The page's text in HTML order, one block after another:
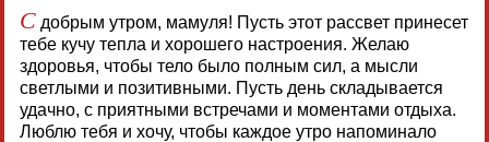
Сдобрым утром, мамуля! Пусть этот рассвет принесет
тебе кучу тепла и хорошего настроения. Желаю
здоровья, чтобы тело было полным сил, а мысли
светлыми и позитивными. Пусть день складывается
удачно, с приятными встречами и моментами отдыха.
Люблю тебя и хочу, чтобы каждое утро напоминало